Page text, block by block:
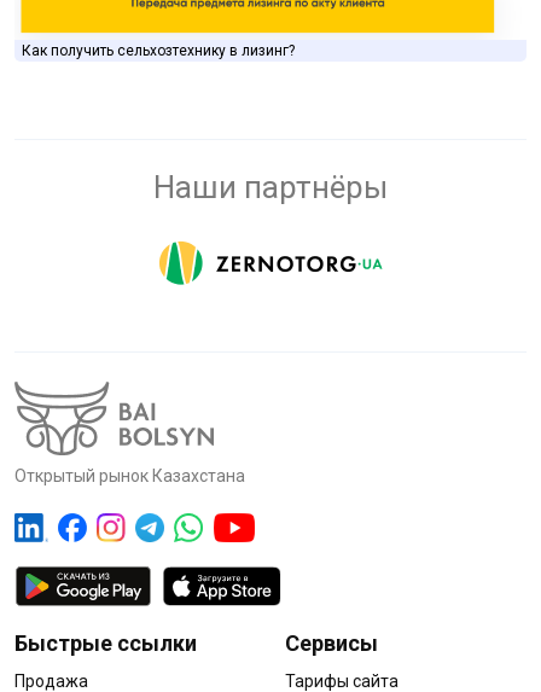
Как получить сельхозтехнику в лизинг?
Наши партнёры
Открытый рынок Казахстана
Быстрые ссылки
Продажа
Сервисы
Тарифы сайта